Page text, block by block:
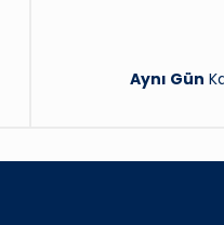
Aynı Gün